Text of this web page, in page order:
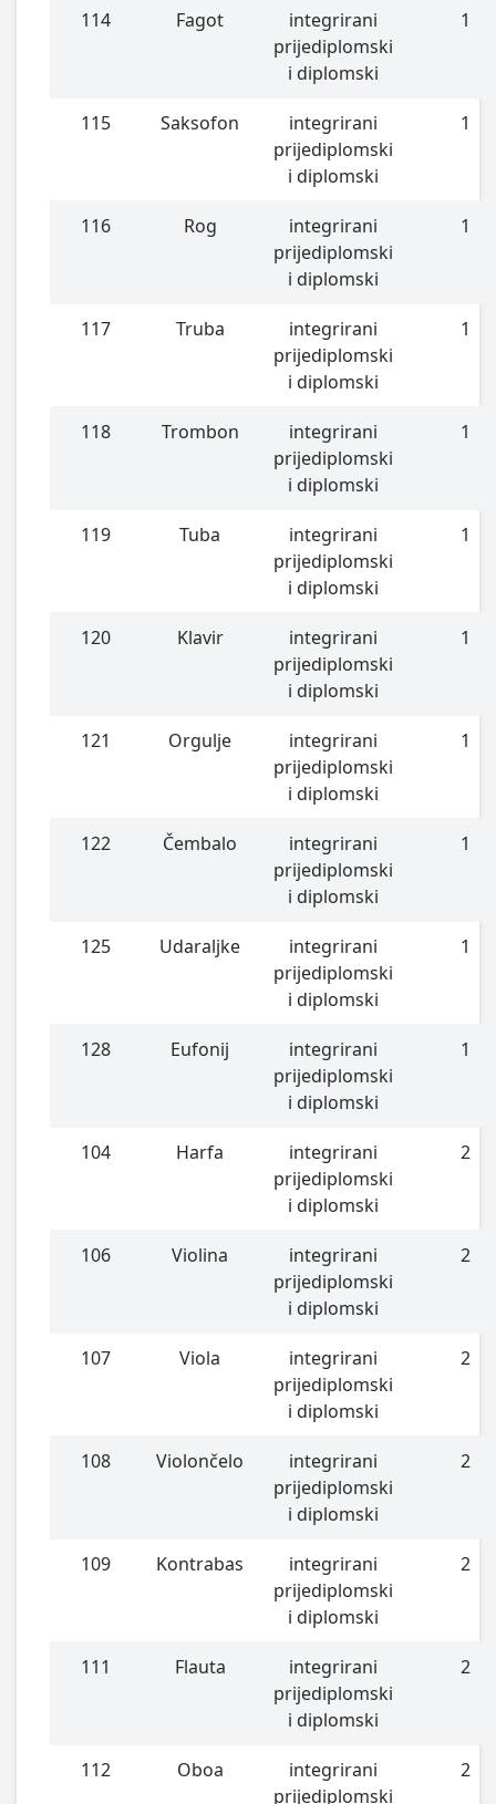
114 Fagot
integrirani
prijediplomski
i diplomski
1
115 Saksofon
integrirani
prijediplomski
i diplomski
1
116 Rog
integrirani
prijediplomski
i diplomski
1
117 Truba
integrirani
prijediplomski
i diplomski
1
118 Trombon
integrirani
prijediplomski
i diplomski
1
119 Tuba
integrirani
prijediplomski
i diplomski
1
120 Klavir
integrirani
prijediplomski
i diplomski
1
121 Orgulje
integrirani
prijediplomski
i diplomski
1
122 Čembalo
integrirani
prijediplomski
i diplomski
1
125 Udaraljke
integrirani
prijediplomski
i diplomski
1
128 Eufonij
integrirani
prijediplomski
i diplomski
1
104 Harfa
integrirani
prijediplomski
i diplomski
2
106 Violina
integrirani
prijediplomski
i diplomski
2
107 Viola
integrirani
prijediplomski
i diplomski
2
108 Violončelo
integrirani
prijediplomski
i diplomski
2
109 Kontrabas
integrirani
prijediplomski
i diplomski
2
111 Flauta
integrirani
prijediplomski
i diplomski
2
112 Oboa
integrirani
prijediplomski
2